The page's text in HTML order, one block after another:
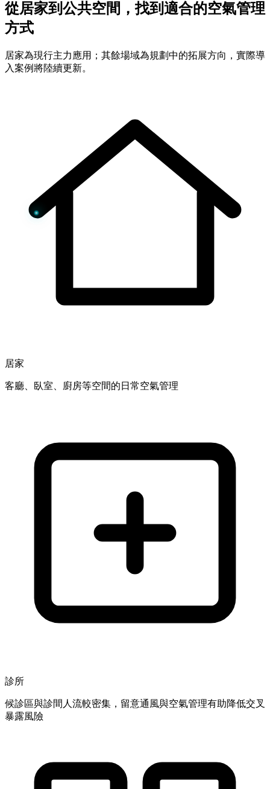
從居家到公共空間，找到適合的空氣管理
方式
居家為現行主力應用；其餘場域為規劃中的拓展方向，實際導
入案例將陸續更新。
居家
客廳、臥室、廚房等空間的日常空氣管理
診所
候診區與診間人流較密集，留意通風與空氣管理有助降低交叉
暴露風險